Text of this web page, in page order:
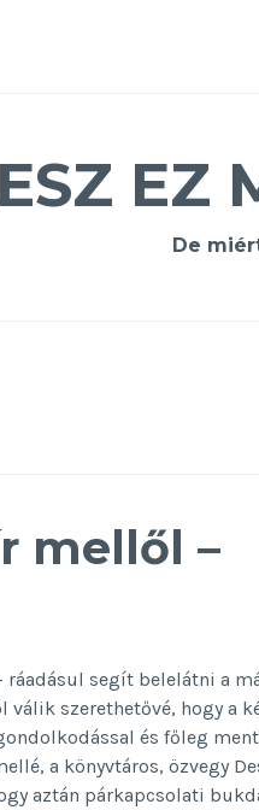
EZ
De
mellől –
ráadásul segít belelátni a
szerethetővé, hogy a
és főleg
a könyvtáros, özvegy
aztán párkapcsolati